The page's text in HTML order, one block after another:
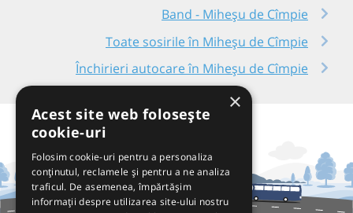
Band - Miheșu de Cîmpie
Toate sosirile în Miheșu de Cîmpie
Închirieri autocare în Miheșu de Cîmpie
×
Acest site web folosește
cookie-uri
Folosim cookie-uri pentru a personaliza
conținutul, reclamele și pentru a ne analiza
traficul. De asemenea, împărtășim
informații despre utilizarea site-ului nostru